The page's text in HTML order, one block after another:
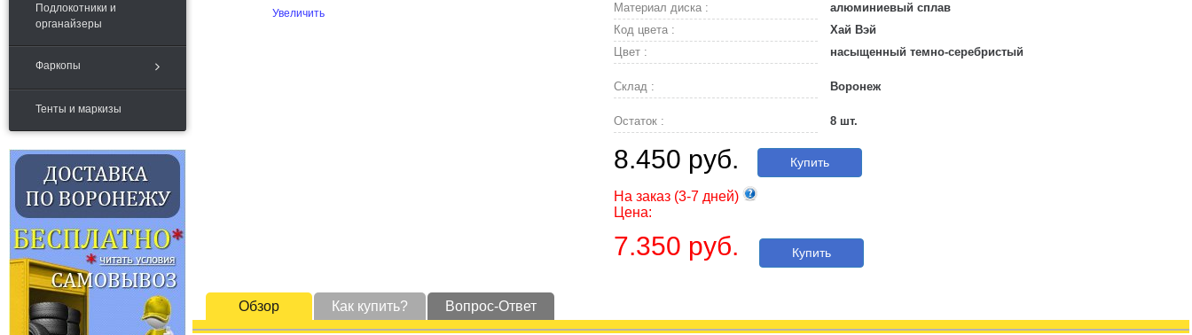
Подлокотники и
органайзеры
Фаркопы
Тенты и маркизы
Увеличить
Материал диска :
алюминиевый сплав
Код цвета :
Хай Вэй
Цвет :
насыщенный темно-серебристый
Склад : Воронеж
Остаток : 8 шт.
8.450 руб. Купить
На заказ (3-7 дней)
Цена:
7.350 руб. Купить
Обзор Как купить? Вопрос-Ответ